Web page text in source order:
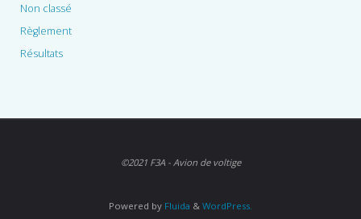
Non classé
Règlement
Résultats
©2021 F3A - Avion de voltige
Powered by Fluida & WordPress.